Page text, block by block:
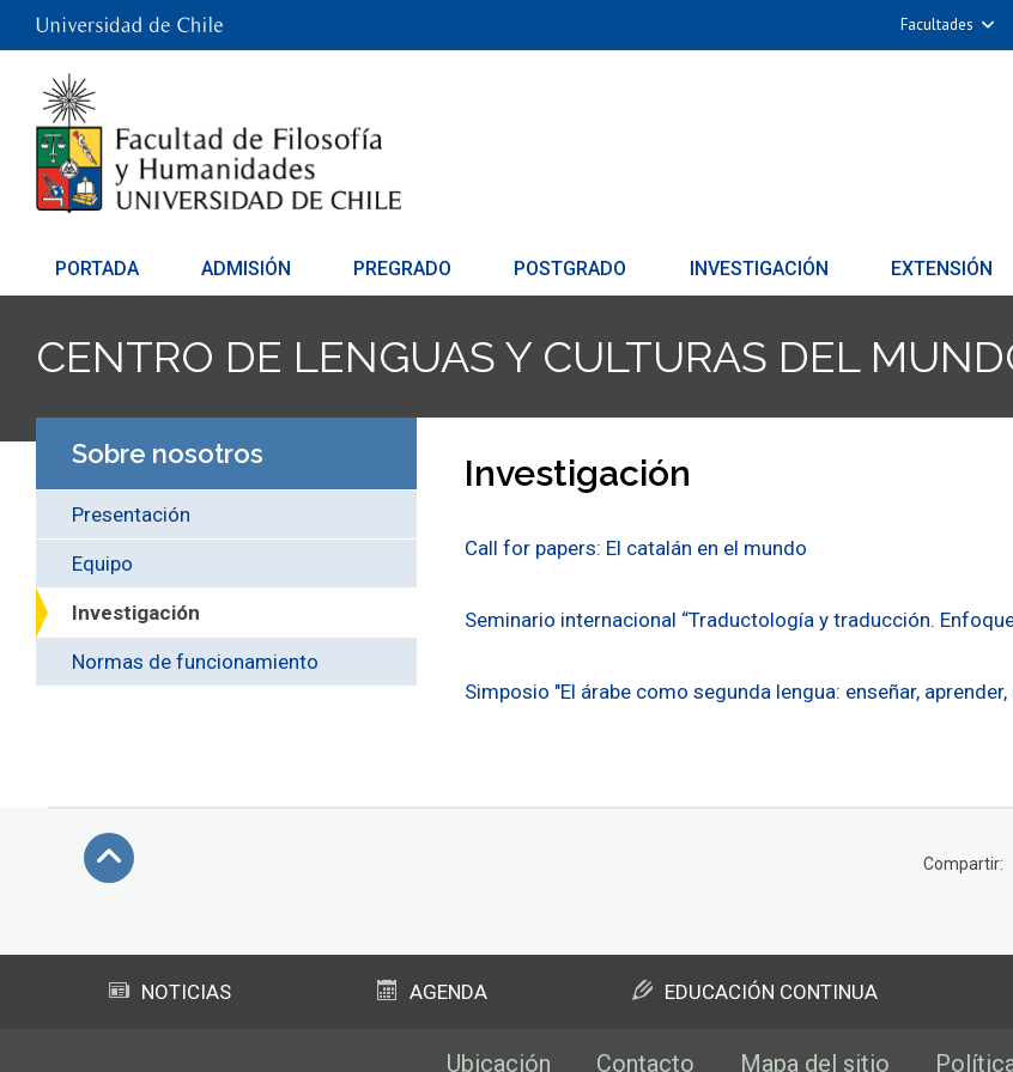
Facultades
PORTADA ADMISIÓN PREGRADO POSTGRADO INVESTIGACIÓN EXTENSIÓN
CENTRO DE LENGUAS Y CULTURAS DEL
Sobre nosotros
Presentación
Equipo
Investigación
Normas de funcionamiento
Investigación
Call for papers: El catalán en el mundo
Seminario internacional “Traductología y traducción.
Simposio "El árabe como segunda lengua: enseñar,
Compartir:
NOTICIAS AGENDA EDUCACIÓN CONTINUA
Ubicación Contacto Mapa del sitio